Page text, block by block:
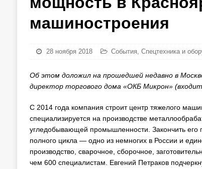
машиностроения
28 ноября 2018 События, Спецтехника и
Об этом доложил на прошедшей недавно в
директор торгового дома «ОКБ Микрон»
С 2014 года компания строит центр тяжелого
специализируется на производстве
угледобывающей промышленности. Закончить его
полного цикла — одно из немногих в России и
производство, сварочное, сборочное,
чем 600 специалистам. Евгений Петраков